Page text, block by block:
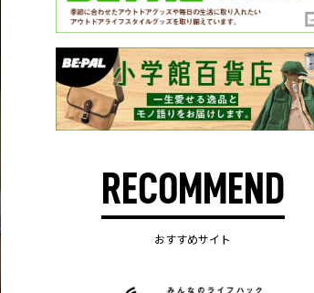
RECOMMEND
おすすめサイト